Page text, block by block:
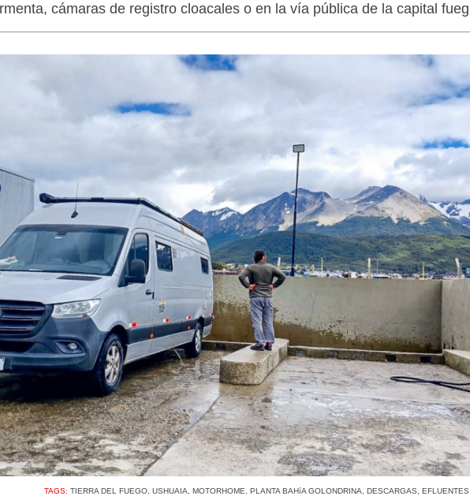
cámaras de registro cloacales o en la vía pública de la capital
TAGS:TIERRA DEL FUEGO ,USHUAIA ,MOTORHOME ,PLANTA BAHíA GOLONDRINA ,DESCARGAS ,